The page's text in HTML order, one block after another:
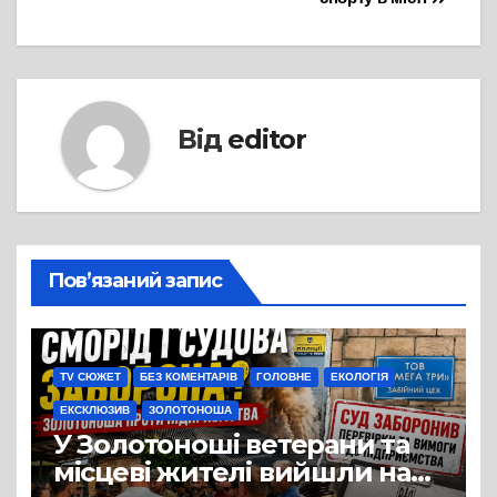
Від editor
Пов’язаний запис
TV СЮЖЕТ БЕЗ КОМЕНТАРІВ ГОЛОВНЕ ЕКОЛОГІЯ
ЕКСКЛЮЗИВ ЗОЛОТОНОША
У Золотоноші ветерани та
місцеві жителі вийшли на